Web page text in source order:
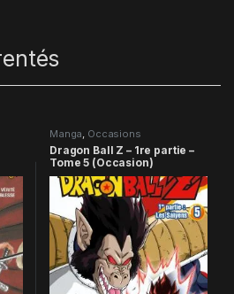
Manga, Occasions
Dragon Ball Z – 1re partie –
Tome 5 (Occasion)